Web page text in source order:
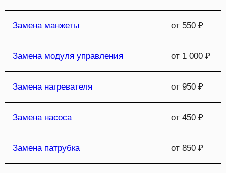
Замена манжеты от 550 ₽
Замена модуля управления от 1 000 ₽
Замена нагревателя от 950 ₽
Замена насоса от 450 ₽
Замена патрубка от 850 ₽